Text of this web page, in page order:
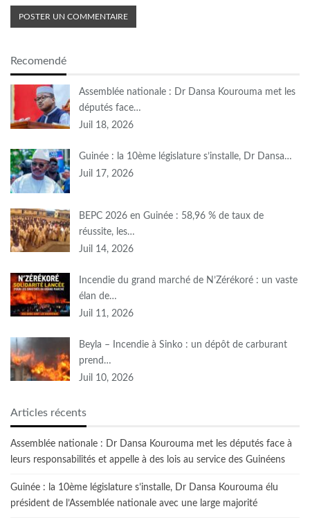
Recomendé
Assemblée nationale : Dr Dansa Kourouma met les
députés face…
Juil 18, 2026
Guinée : la 10ème législature s’installe, Dr Dansa…
Juil 17, 2026
BEPC 2026 en Guinée : 58,96 % de taux de
réussite, les…
Juil 14, 2026
Incendie du grand marché de N’Zérékoré : un vaste
élan de…
Juil 11, 2026
Beyla – Incendie à Sinko : un dépôt de carburant
prend…
Juil 10, 2026
Articles récents
Assemblée nationale : Dr Dansa Kourouma met les députés face à
leurs responsabilités et appelle à des lois au service des Guinéens
Guinée : la 10ème législature s’installe, Dr Dansa Kourouma élu
président de l’Assemblée nationale avec une large majorité